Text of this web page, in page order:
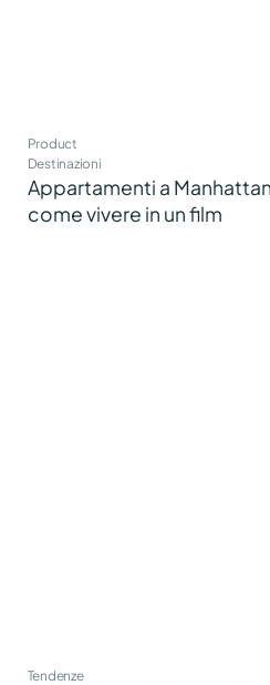
Product
Destinazioni
Appartamenti a
come vivere in un film
Tendenze